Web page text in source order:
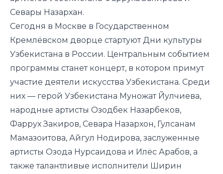
Севары Назархан.
Сегодня в Москве в Государственном
Кремлёвском дворце стартуютДни культуры
Узбекистана в России. Центральным событием
программы станет концерт, в котором примут
участие деятели искусства Узбекистана. Среди
них — герой Узбекистана Муножат Йулчиева,
народные артисты Озодбек Назарбеков,
Фаррух Закиров, Севара Назархон, Гулсанам
Мамазоитова, Айгул Нодирова, заслуженные
артисты Озода Нурсаидова и Илёс Арабов, а
также талантливые исполнители Ширин